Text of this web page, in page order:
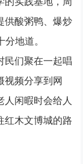
供酸粥鸭、爆炒
地道。
民们聚在一起唱
视频分享到网
人闲暇时会给人
红木文博城的路